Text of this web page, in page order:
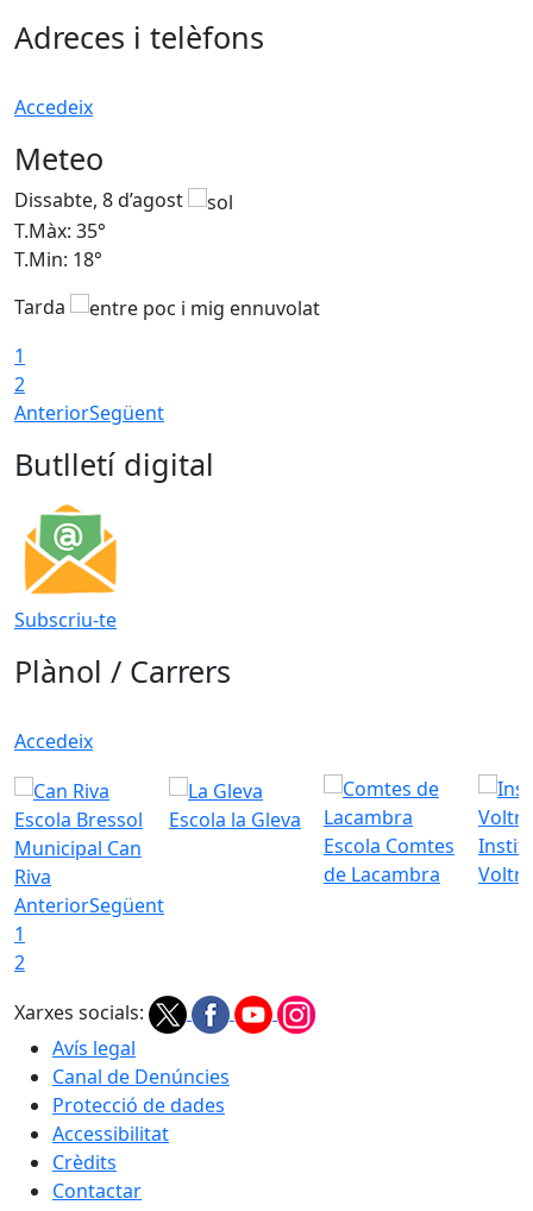
Adreces i telèfons
Accedeix
Meteo
Dissabte, 8 d’agost
T.Màx: 35°
T.Min: 18°
Tarda
1
2
AnteriorSegüent
Butlletí digital
Subscriu-te
Plànol / Carrers
Accedeix
Escola Bressol
Municipal Can
Riva
Escola la Gleva
Escola Comtes
de Lacambra
AnteriorSegüent
1
2
Xarxes socials:
Avís legal
Canal de Denúncies
Protecció de dades
Accessibilitat
Crèdits
Contactar